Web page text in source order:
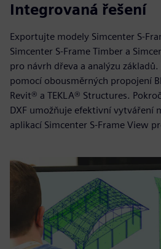
Integrovaná řešení
Exportujte modely Simcenter S-
Simcenter S-Frame Timber a
pro návrh dřeva a analýzu
pomocí obousměrných propojení
Revit® a TEKLA® Structures.
DXF umožňuje efektivní vytváření
aplikací Simcenter S-Frame View